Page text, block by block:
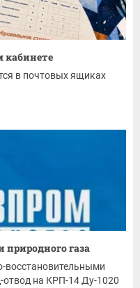
кабинете
в почтовых ящиках
газа
восстановительными
отвод на КРП-14 Ду-1020